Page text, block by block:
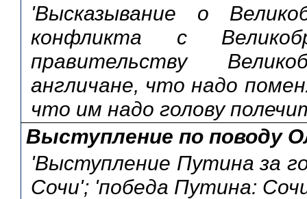
'Высказывание о
конфликта с
правительству
англичане, что надо
что им надо голову
Выступление по поводу
'Выступление Путина за
Сочи'; 'победа Путина: